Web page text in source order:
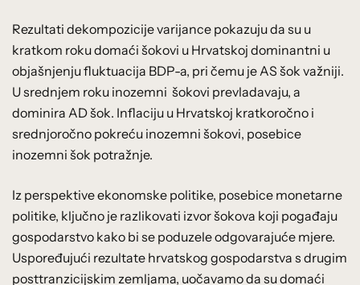
Rezultati dekompozicije varijance pokazuju da su u
kratkom roku domaći šokovi u Hrvatskoj dominantni u
objašnjenju fluktuacija BDP-a, pri čemu je AS šok važniji.
U srednjem roku inozemni šokovi prevladavaju, a
dominira AD šok. Inflaciju u Hrvatskoj kratkoročno i
srednjoročno pokreću inozemni šokovi, posebice
inozemni šok potražnje.
Iz perspektive ekonomske politike, posebice monetarne
politike, ključno je razlikovati izvor šokova koji pogađaju
gospodarstvo kako bi se poduzele odgovarajuće mjere.
Uspoređujući rezultate hrvatskog gospodarstva s drugim
posttranzicijskim zemljama, uočavamo da su domaći